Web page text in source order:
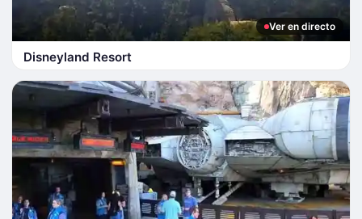
Ver en directo
Disneyland Resort